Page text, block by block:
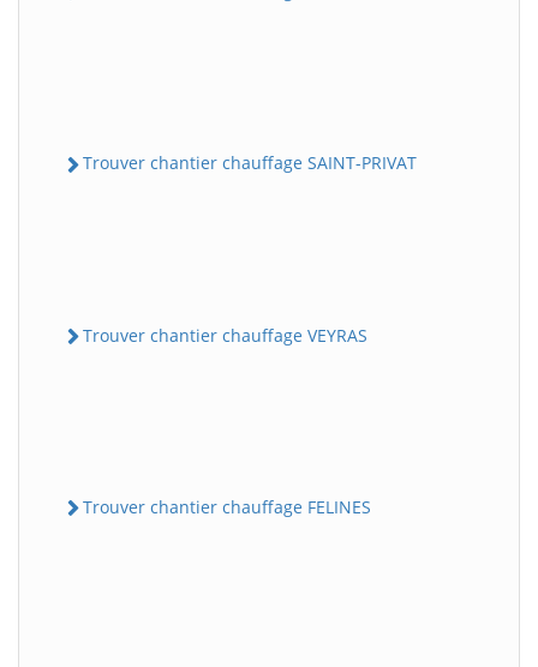
Trouver chantier chauffage SAINT-PRIVAT
Trouver chantier chauffage VEYRAS
Trouver chantier chauffage FELINES